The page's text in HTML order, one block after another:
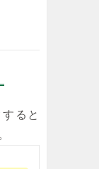
ると